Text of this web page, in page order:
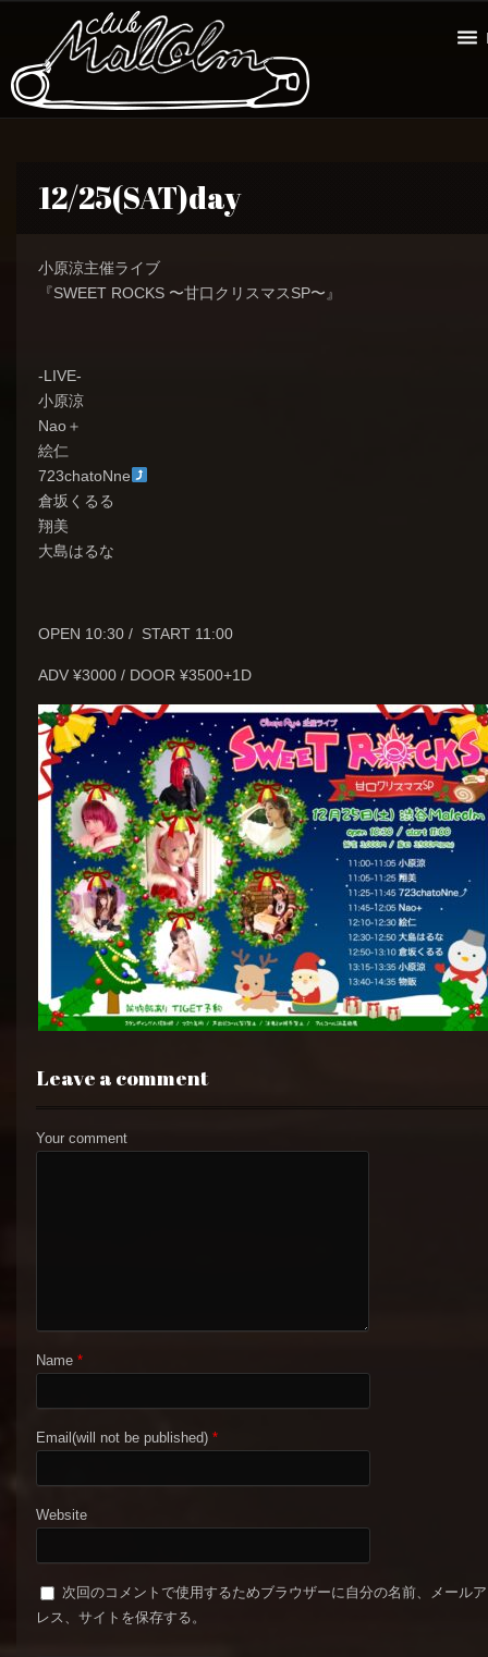
12/25(SAT)day
小原涼主催ライブ
『SWEET ROCKS 〜甘口クリスマスSP〜』
-LIVE-
小原涼
Nao＋
絵仁
723chatoNne
倉坂くるる
翔美
大島はるな
OPEN 10:30 / START 11:00
ADV ¥3000 / DOOR ¥3500+1D
Leave a comment
Your comment
Name *
Email(will not be published) *
Website
次回のコメントで使用するためブラウザーに自分の名前、メール
レス、サイトを保存する。